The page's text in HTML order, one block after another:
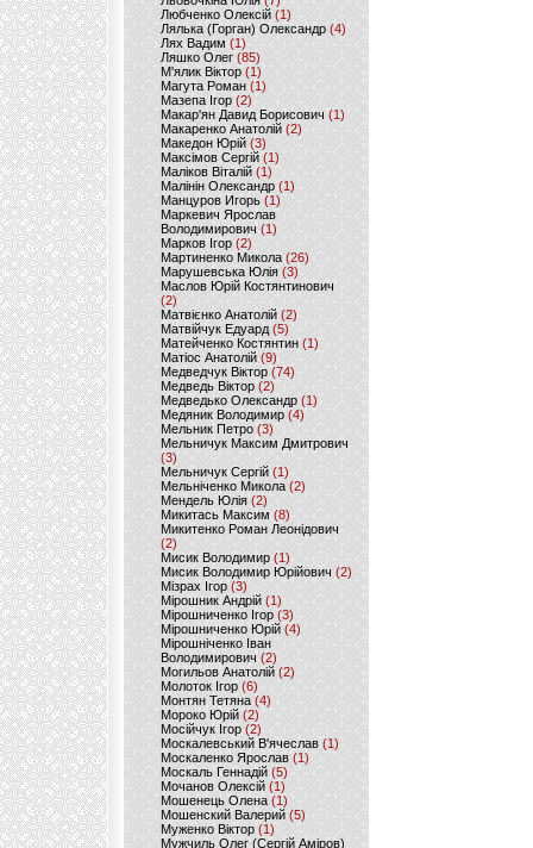
Любченко Олексій(1)
Лялька (Горган) Олександр(4)
Лях Вадим (1)
Ляшко Олег (85)
М'ялик Віктор(1)
Магута Роман(1)
Мазепа Ігор (2)
Макар'ян Давид Борисович(1)
Макаренко Анатолій (2)
Македон Юрій(3)
Максімов Сергій (1)
Маліков Віталій (1)
Малінін Олександр (1)
Манцуров Игорь (1)
Маркевич Ярослав
Володимирович (1)
Марков Ігор (2)
Мартиненко Микола (26)
Марушевська Юлія (3)
Маслов Юрій Костянтинович
(2)
Матвієнко Анатолій (2)
Матвійчук Едуард(5)
Матейченко Костянтин (1)
Матіос Анатолій (9)
Медведчук Віктор(74)
Медведь Віктор (2)
Медведько Олександр (1)
Медяник Володимир(4)
Мельник Петро (3)
Мельничук Максим Дмитрович
(3)
Мельничук Сергій (1)
Мельніченко Микола (2)
Мендель Юлія (2)
Микитась Максим (8)
Микитенко Роман Леонідович
(2)
Мисик Володимир (1)
Мисик Володимир Юрійович(2)
Мізрах Ігор(3)
Мірошник Андрій(1)
Мірошниченко Ігор (3)
Мірошниченко Юрій(4)
Мірошніченко Іван
Володимирович (2)
Могильов Анатолій (2)
Молоток Ігор (6)
Монтян Тетяна (4)
Мороко Юрій(2)
Мосійчук Ігор (2)
Москалевський В'ячеслав (1)
Москаленко Ярослав (1)
Москаль Геннадій (5)
Мочанов Олексій(1)
Мошенець Олена(1)
Мошенский Валерий (5)
Муженко Віктор (1)
Мужчиль Олег (Сергій Аміров)